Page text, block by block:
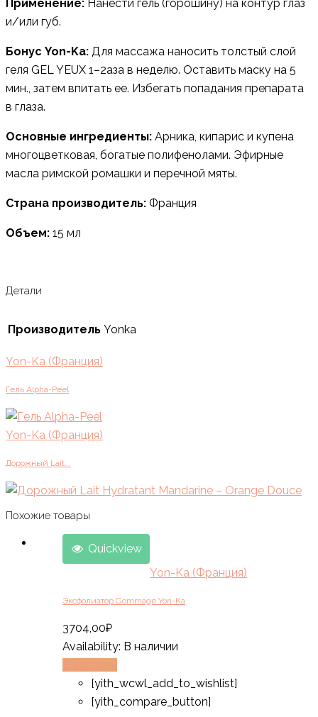
Применение: Нанести гель (горошину) на контур глаз
и/или губ.
Бонус Yon-Ka: Для массажа наносить толстый слой
геля GEL YEUX 1–2аза в неделю. Оставить маску на 5
мин., затем впитать ее. Избегать попадания препарата
в глаза.
Основные ингредиенты: Арника, кипарис и купена
многоцветковая, богатые полифенолами. Эфирные
масла римской ромашки и перечной мяты.
Страна производитель: Франция
Объем: 15 мл
Детали
Производитель Yonka
Yon-Ka (Франция)
Гель Alpha-Peel
Yon-Ka (Франция)
Дорожный Lait...
Похожие товары
Quickview
Yon-Ka (Франция)
Эксфолиатор Gommage Yon-Ka
3704,00₽
Availability: В наличии
[yith_wcwl_add_to_wishlist]
[yith_compare_button]